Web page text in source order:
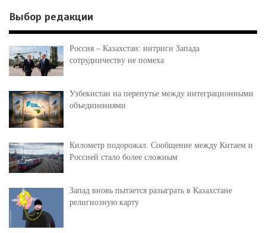
Выбор редакции
Россия – Казахстан: интриги Запада
сотрудничеству не помеха
Узбекистан на перепутье между интеграционными
объединениями
Километр подорожал. Сообщение между Китаем и
Россией стало более сложным
Запад вновь пытается разыграть в Казахстане
религиозную карту